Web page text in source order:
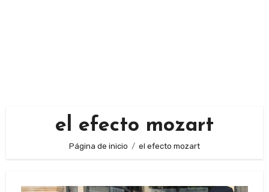
el efecto mozart
Página de inicio el efecto mozart